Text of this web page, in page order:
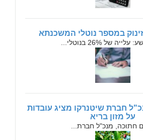
במספר נוטלי המשכנתא
של 26% בנוטלי...
חברת שיטנרקו מציג עובדות
על מזון בריא
חתוכה, מנכ"ל חברת...